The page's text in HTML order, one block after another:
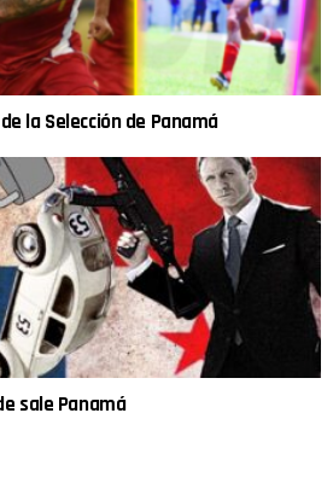
la Selección de Panamá
sale Panamá